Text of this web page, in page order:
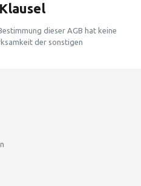
dieser AGB hat keine
der sonstigen